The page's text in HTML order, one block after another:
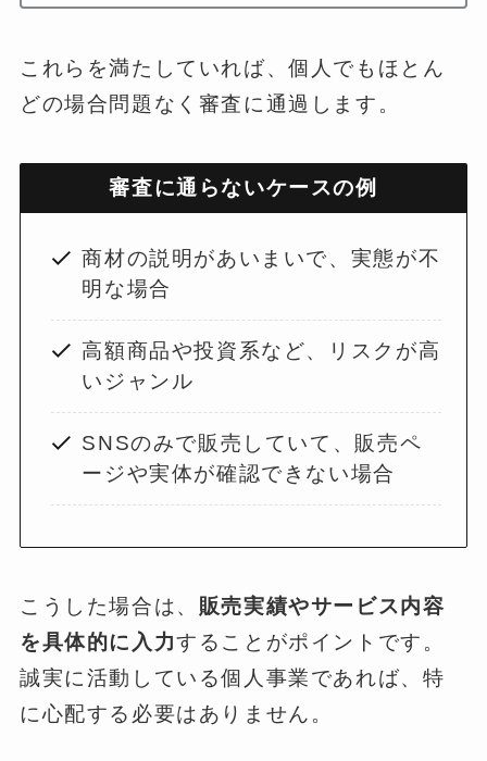
これらを満たしていれば、個人でもほとん
どの場合問題なく審査に通過します。
審査に通らないケースの例
商材の説明があいまいで、実態が不
明な場合
高額商品や投資系など、リスクが高
いジャンル
SNSのみで販売していて、販売ペ
ージや実体が確認できない場合
こうした場合は、 販売実績やサービス内容
を具体的に入力することがポイントです。
誠実に活動している個人事業であれば、特
に心配する必要はありません。